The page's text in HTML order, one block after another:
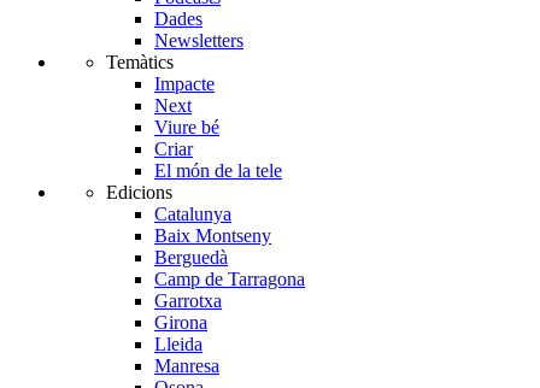
Dades
Newsletters
Temàtics
Impacte
Next
Viure bé
Criar
El món de la tele
Edicions
Catalunya
Baix Montseny
Berguedà
Camp de Tarragona
Garrotxa
Girona
Lleida
Manresa